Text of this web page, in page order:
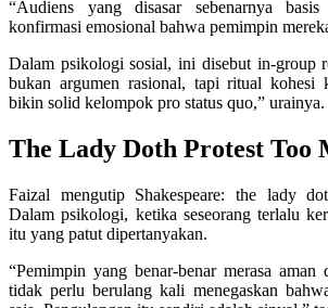
“Audiens yang disasar sebenarnya
konfirmasi emosional bahwa pemimpin
Dalam psikologi sosial, ini disebut in-group
bukan argumen rasional, tapi ritual kohesi
bikin solid kelompok pro status quo,” urainya.
The Lady Doth Protest Too
Faizal mengutip Shakespeare: the lady
Dalam psikologi, ketika seseorang terlalu
itu yang patut dipertanyakan.
“Pemimpin yang benar-benar merasa aman
tidak perlu berulang kali menegaskan